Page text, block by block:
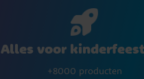
Alles voor
+8000 producten